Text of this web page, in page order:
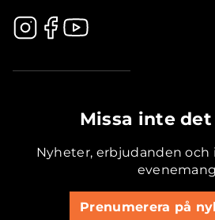
Missa inte
Nyheter, erbjudanden och
evenemang
Prenumerera på